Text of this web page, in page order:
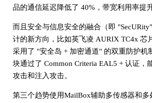
品的通信延迟降低了 40%，带宽利用率提
而且安全与信息安全的融合（即
计的新方向，比如英飞凌 AURIX TC4x 芯
采用了 "安全岛 + 加密通道" 的双重防护机
块通过了 Common Criteria EAL5 + 认证，
攻击和注入攻击。
第三个趋势使用MailBox辅助多传感器和多